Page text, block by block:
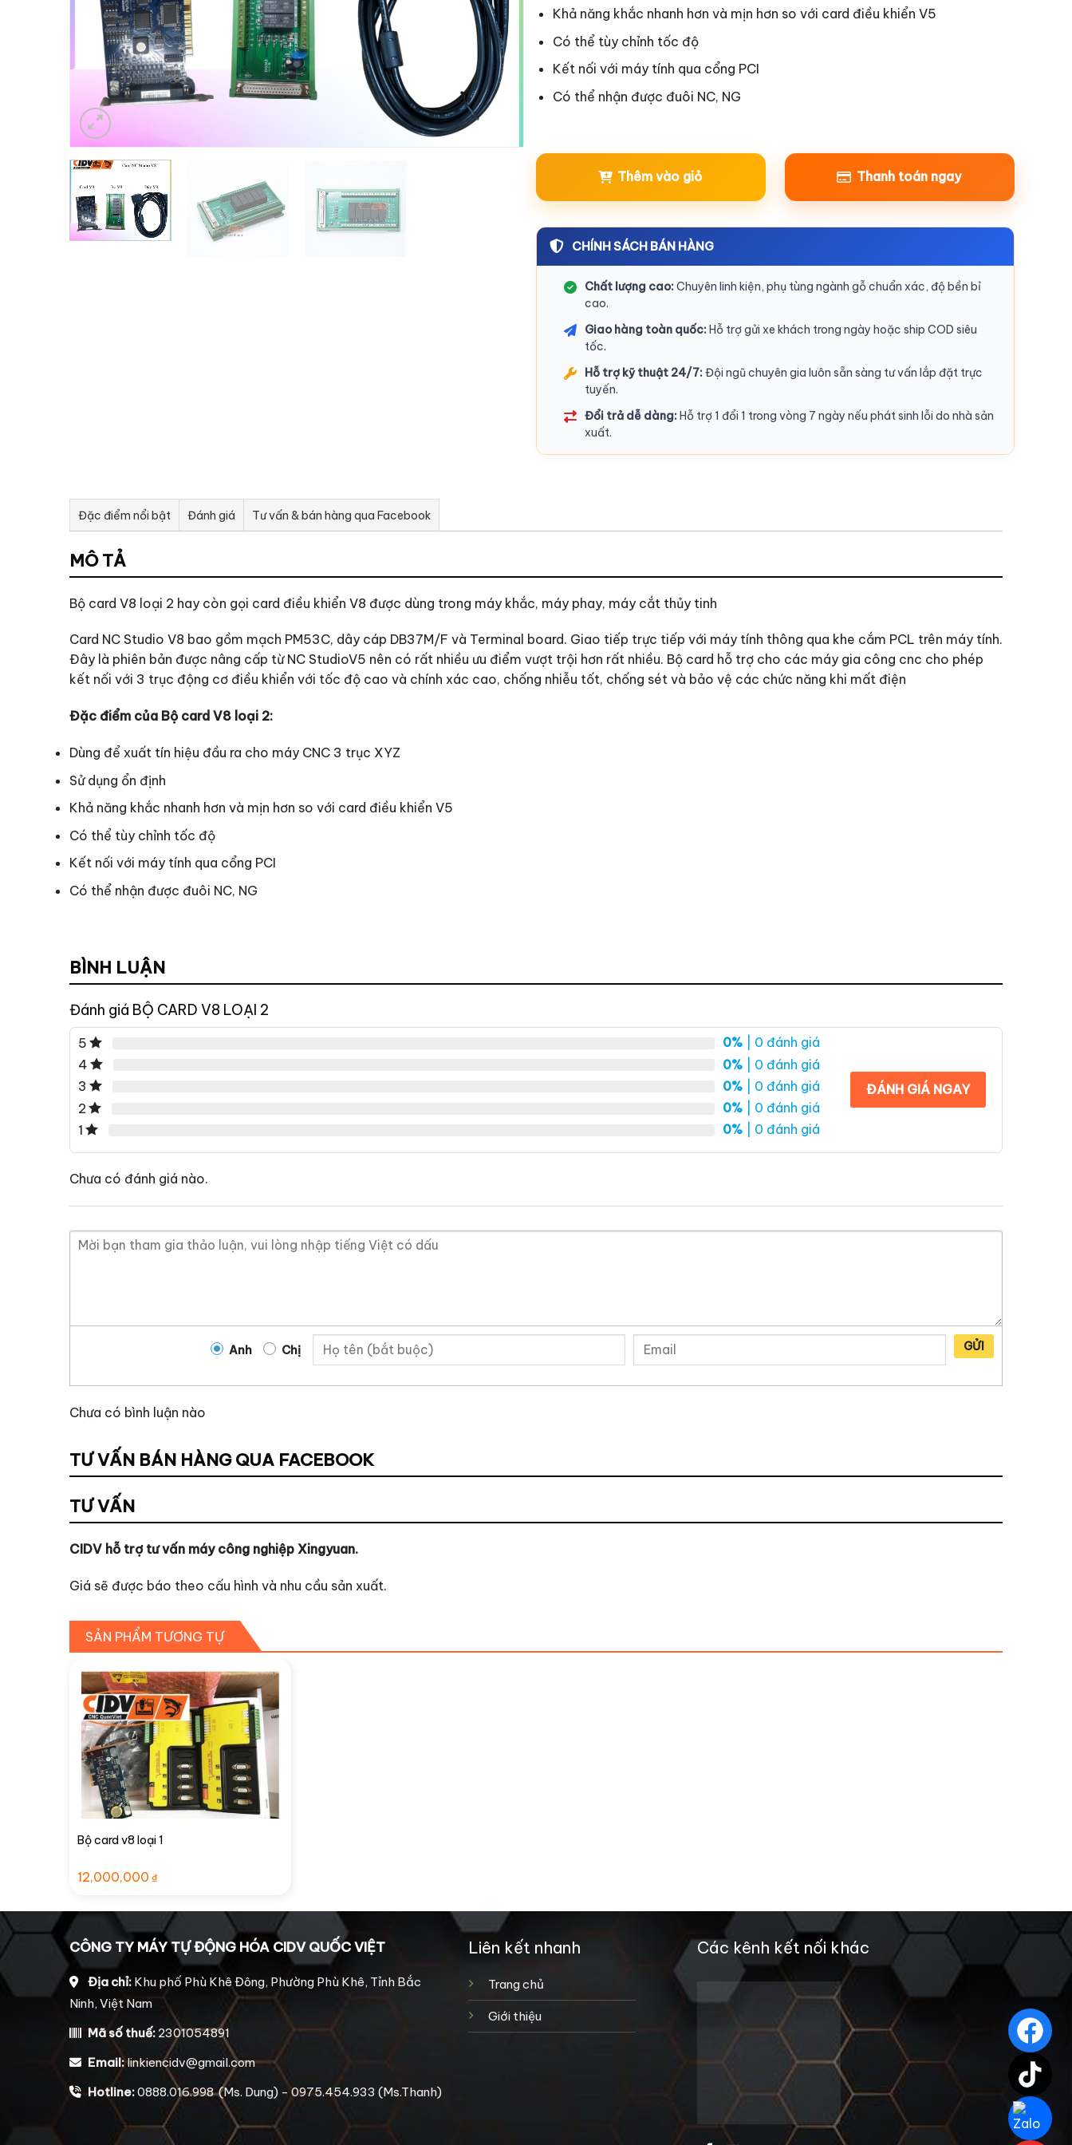
Khả năng khắc nhanh hơn và mịn hơn so với card điều khiển V5
Có thể tùy chỉnh tốc độ
Kết nối với máy tính qua cổng PCI
Có thể nhận được đuôi NC, NG
Thêm vào giỏ Thanh toán ngay
CHÍNH SÁCH BÁN HÀNG
Chất lượng cao:Chuyên linh kiện, phụ tùng ngành gỗ chuẩn xác, độ bền bỉ
cao.
Giao hàng toàn quốc:Hỗ trợ gửi xe khách trong ngày hoặc ship COD siêu
tốc.
Hỗ trợ kỹ thuật 24/7:Đội ngũ chuyên gia luôn sẵn sàng tư vấn lắp đặt trực
tuyến.
Đổi trả dễ dàng:Hỗ trợ 1 đổi 1 trong vòng 7 ngày nếu phát sinh lỗi do nhà sản
xuất.
Đặc điểm nổi bật Đánh giá Tư vấn & bán hàng qua Facebook
MÔ TẢ
Bộ card V8 loại 2 hay còn gọi card điều khiển V8 được dùng trong máy khắc, máy phay, máy cắt thủy tinh
Card NC Studio V8 bao gồm mạch PM53C, dây cáp DB37M/F và Terminal board. Giao tiếp trực tiếp với máy tính thông qua khe cắm PCL trên máy tính.
Đây là phiên bản được nâng cấp từ NC StudioV5 nên có rất nhiều ưu điểm vượt trội hơn rất nhiều. Bộ card hỗ trợ cho các máy gia công cnc cho phép
kết nối với 3 trục động cơ điều khiển với tốc độ cao và chính xác cao, chống nhiễu tốt, chống sét và bảo vệ các chức năng khi mất điện
Đặc điểm của Bộ card V8 loại 2:
Dùng để xuất tín hiệu đầu ra cho máy CNC 3 trục XYZ
Sử dụng ổn định
Khả năng khắc nhanh hơn và mịn hơn so với card điều khiển V5
Có thể tùy chỉnh tốc độ
Kết nối với máy tính qua cổng PCI
Có thể nhận được đuôi NC, NG
BÌNH LUẬN
Đánh giá BỘ CARD V8 LOẠI 2
5 0% | 0 đánh giá
4
0% | 0 đánh giá
3
0% | 0 đánh giá
2
0% | 0 đánh giá
1
0% | 0 đánh giá
ĐÁNH GIÁ NGAY
Chưa có đánh giá nào.
Anh Chị GỬI
Chưa có bình luận nào
TƯ VẤN BÁN HÀNG QUA FACEBOOK
TƯ VẤN
CIDV hỗ trợ tư vấn máy công nghiệp Xingyuan.
Giá sẽ được báo theo cấu hình và nhu cầu sản xuất.
SẢN PHẨM TƯƠNG TỰ
Bộ card v8 loại 1
12,000,000 ₫
CÔNG TY MÁY TỰ ĐỘNG HÓA CIDV QUỐC VIỆT
Địa chỉ: Khu phố Phù Khê Đông, Phường Phù Khê, Tỉnh Bắc
Ninh, Việt Nam
Mã số thuế: 2301054891
Email:linkiencidv@gmail.com
Hotline:0888.016.998 (Ms. Dung) - 0975.454.933 (Ms.Thanh)
Liên kết nhanh
Trang chủ
Giới thiệu
Các kênh kết nối khác